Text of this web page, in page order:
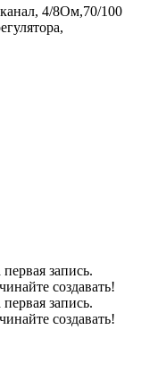
4/8Ом,70/100
запись.
создавать!
запись.
создавать!